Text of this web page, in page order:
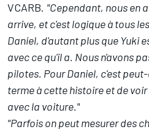
VCARB. "Cependant, nous en
arrive, et c'est logique à tous
Daniel, d'autant plus que Yuki
avec ce qu'il a. Nous n'avons
pilotes. Pour Daniel, c'est
terme à cette histoire et de
avec la voiture."
"Parfois on peut mesurer des